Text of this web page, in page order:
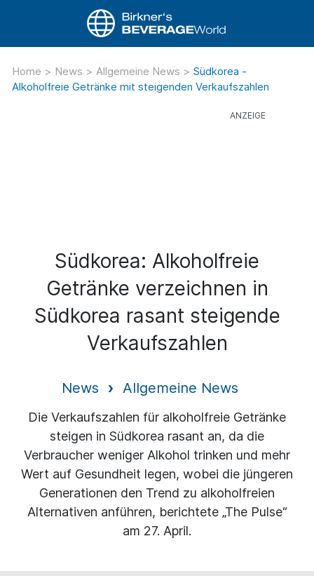
Home > News > Allgemeine News > Südkorea -
Alkoholfreie Getränke mit steigenden Verkaufszahlen
Südkorea: Alkoholfreie
Getränke verzeichnen in
Südkorea rasant steigende
Verkaufszahlen
News Allgemeine News
Die Verkaufszahlen für alkoholfreie Getränke
steigen in Südkorea rasant an, da die
Verbraucher weniger Alkohol trinken und mehr
Wert auf Gesundheit legen, wobei die jüngeren
Generationen den Trend zu alkoholfreien
Alternativen anführen, berichtete „The Pulse“
am 27. April.